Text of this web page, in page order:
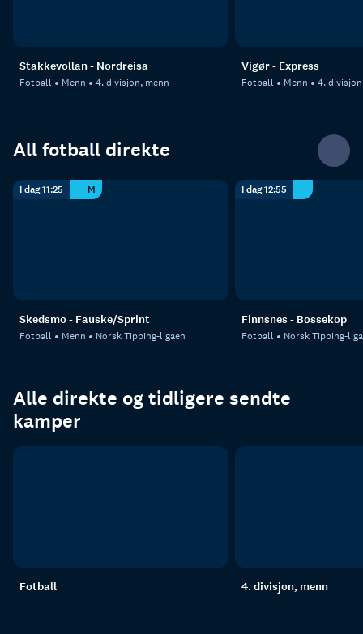
Stakkevollan - Nordreisa
Fotball Menn 4. divisjon, menn
Vigør - Express
Fotball Menn 4.
All fotball direkte
I dag 11:25 M
Skedsmo - Fauske/Sprint
Fotball Menn Norsk Tipping-ligaen
I dag 12:55
Finnsnes - Bossekop
Fotball Norsk Tipping-
Alle direkte og tidligere sendte
kamper
Fotball 4. divisjon, menn